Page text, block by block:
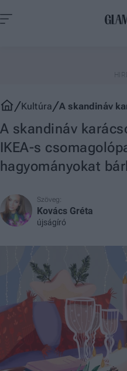
Kultúra A skandináv
A skandináv
IKEA-s
hagyományokat
Szöveg:
Kovács Gréta
újságíró